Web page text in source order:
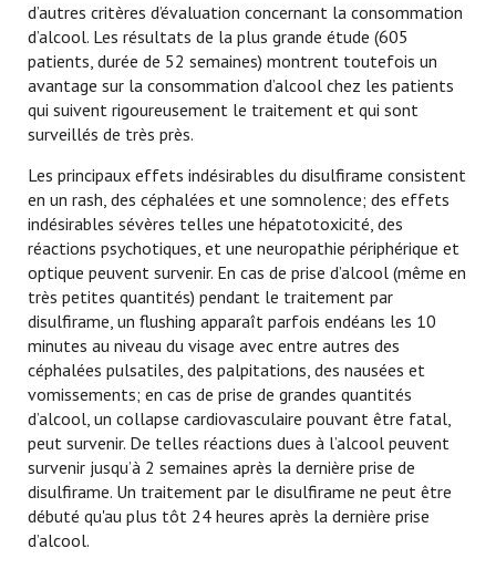
d’autres critères d’évaluation concernant la consommation
d’alcool. Les résultats de la plus grande étude (605
patients, durée de 52 semaines) montrent toutefois un
avantage sur la consommation d’alcool chez les patients
qui suivent rigoureusement le traitement et qui sont
surveillés de très près.
Les principaux effets indésirables du disulfirame consistent
en un rash, des céphalées et une somnolence; des effets
indésirables sévères telles une hépatotoxicité, des
réactions psychotiques, et une neuropathie périphérique et
optique peuvent survenir. En cas de prise d’alcool (même en
très petites quantités) pendant le traitement par
disulfirame, un flushing apparaît parfois endéans les 10
minutes au niveau du visage avec entre autres des
céphalées pulsatiles, des palpitations, des nausées et
vomissements; en cas de prise de grandes quantités
d’alcool, un collapse cardiovasculaire pouvant être fatal,
peut survenir. De telles réactions dues à l’alcool peuvent
survenir jusqu’à 2 semaines après la dernière prise de
disulfirame. Un traitement par le disulfirame ne peut être
débuté qu'au plus tôt 24 heures après la dernière prise
d’alcool.